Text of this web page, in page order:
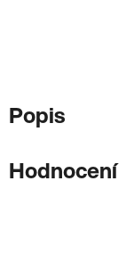
Popis
Hodnocení